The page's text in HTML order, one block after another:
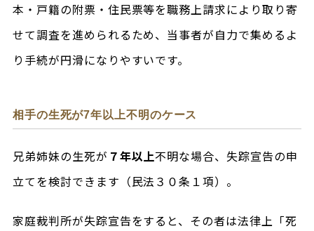
本・戸籍の附票・住民票等を職務上請求により取り寄
せて調査を進められるため、当事者が自力で集めるよ
り手続が円滑になりやすいです。
相手の生死が7年以上不明のケース
兄弟姉妹の生死が ７年以上不明な場合、失踪宣告の申
立てを検討できます（民法３０条１項）。
家庭裁判所が失踪宣告をすると、その者は法律上「死